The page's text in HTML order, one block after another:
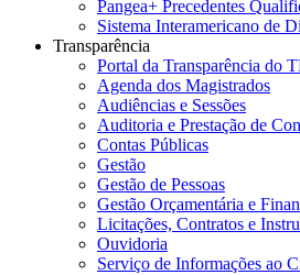
Pangea+ Precedentes
Sistema Interamericano de
Transparência
Portal da Transparência do
Agenda dos Magistrados
Audiências e Sessões
Auditoria e Prestação de
Contas Públicas
Gestão
Gestão de Pessoas
Gestão Orçamentária e
Licitações, Contratos e
Ouvidoria
Serviço de Informações ao